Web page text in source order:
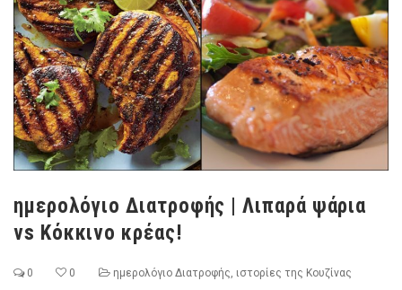
ημερολόγιο Διατροφής | Λιπαρά ψάρια
vs Κόκκινο κρέας!
0 0 ημερολόγιο Διατροφής ιστορίες της Κουζίνας